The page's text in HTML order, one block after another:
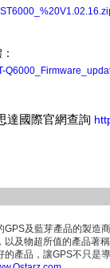
達國際官網查詢
及藍芽產品的製造
以及物超所值的產品著
產品，讓GPS不只是